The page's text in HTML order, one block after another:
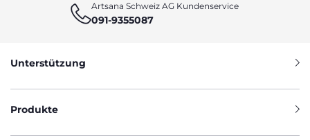
Artsana Schweiz AG Kundenservice
091-9355087
Unterstützung
Produkte